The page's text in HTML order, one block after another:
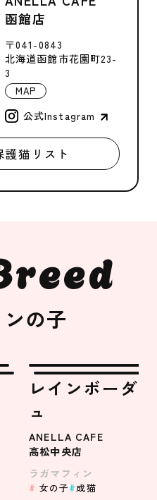
函館店
〒041-0843
北海道函館市花園町23-
3
MAP
公式Instagram
護猫リスト
の子
レインボーダ
ュ
ANELLA CAFE
高松中央店
ラガマフィン
女の子 成猫